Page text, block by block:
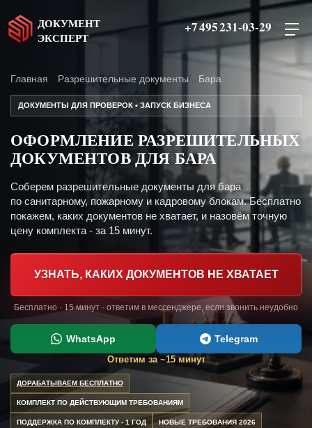
ДОКУМЕНТ
ЭКСПЕРТ
+7 495 231-03-29
Главная Разрешительные документы Бара
ДОКУМЕНТЫ ДЛЯ ПРОВЕРОК • ЗАПУСК БИЗНЕСА
ОФОРМЛЕНИЕ РАЗРЕШИТЕЛЬНЫХ
ДОКУМЕНТОВ ДЛЯ БАРА
Соберем разрешительные документы для бара
по санитарному, пожарному и кадровому блокам. Бесплатно
покажем, каких документов не хватает, и назовём точную
цену комплекта - за 15 минут.
УЗНАТЬ, КАКИХ ДОКУМЕНТОВ НЕ ХВАТАЕТ
Бесплатно · 15 минут · ответим в мессенджере, если звонить неудобно
WhatsApp Telegram
Ответим за ~15 минут
ДОРАБАТЫВАЕМ БЕСПЛАТНО
КОМПЛЕКТ ПО ДЕЙСТВУЮЩИМ ТРЕБОВАНИЯМ
ПОДДЕРЖКА ПО КОМПЛЕКТУ - 1 ГОД НОВЫЕ ТРЕБОВАНИЯ 2026